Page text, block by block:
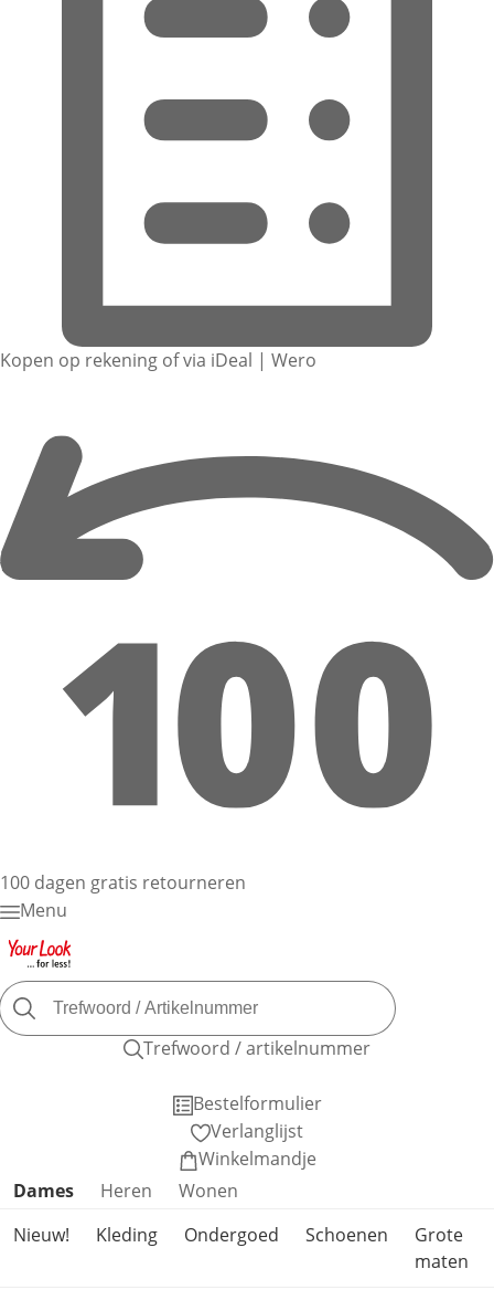
Kopen op rekening of via iDeal | Wero
100 dagen gratis retourneren
Menu
Trefwoord / artikelnummer
Bestelformulier
Verlanglijst
Winkelmandje
Productcategorieën overslaan
Dames Heren
Wonen
Nieuw!
Kleding Ondergoed Schoenen
Grote
maten